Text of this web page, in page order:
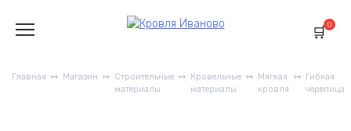
содержанию
0
Главная Магазин
Строительные
материалы
Кровельные
материалы
Мягкая
кровля
Гибкая
черепица